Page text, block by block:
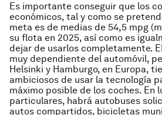
Es importante conseguir que los
económicos, tal y como se
meta es de medias de 54,5 mpg
su flota en 2025, así como es
dejar de usarlos completamente.
muy dependiente del automóvil,
Helsinki y Hamburgo, en Europa,
ambiciosos de usar la tecnología
máximo posible de los coches. En
particulares, habrá autobuses
autos compartidos, bicicletas